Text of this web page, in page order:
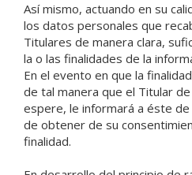
Así mismo, actuando en su
los datos personales que
Titulares de manera clara,
la o las finalidades de la
En el evento en que la
de tal manera que el Titular
espere, le informará a éste
de obtener de su
finalidad.